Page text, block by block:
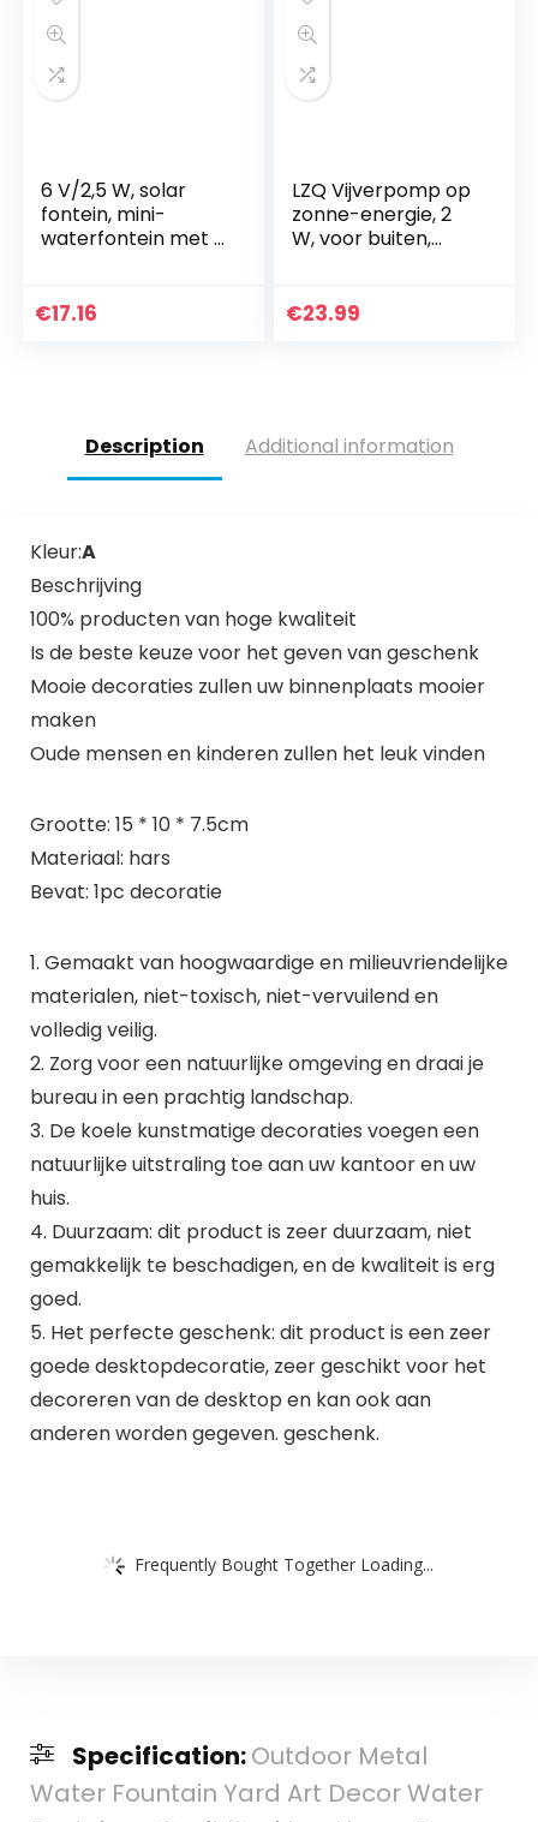
vijver/tuin/watercir
culatie
6 V/2,5 W, solar
fontein, mini-
waterfontein met 7
decoratie van
€17.16
LZQ Vijverpomp op
zonne-energie, 2
W, voor buiten,
vogelbad, vijver,
€23.99
Description Additional information
Kleur:A
Beschrijving
100% producten van hoge kwaliteit
Is de beste keuze voor het geven van geschenk
Mooie decoraties zullen uw binnenplaats mooier
maken
Oude mensen en kinderen zullen het leuk vinden
Grootte: 15 * 10 * 7.5cm
Materiaal: hars
Bevat: 1pc decoratie
1. Gemaakt van hoogwaardige en milieuvriendelijke
materialen, niet-toxisch, niet-vervuilend en
volledig veilig.
2. Zorg voor een natuurlijke omgeving en draai je
bureau in een prachtig landschap.
3. De koele kunstmatige decoraties voegen een
natuurlijke uitstraling toe aan uw kantoor en uw
huis.
4. Duurzaam: dit product is zeer duurzaam, niet
gemakkelijk te beschadigen, en de kwaliteit is erg
goed.
5. Het perfecte geschenk: dit product is een zeer
goede desktopdecoratie, zeer geschikt voor het
decoreren van de desktop en kan ook aan
anderen worden gegeven. geschenk.
Frequently Bought Together Loading...
Specification:Outdoor Metal
Water Fountain Yard Art Decor Water